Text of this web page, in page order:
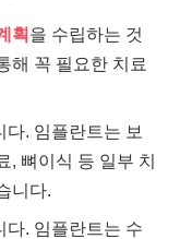
획을 수립하는 것
해 꼭 필요한 치료
다. 임플란트는 보
, 뼈이식 등 일부 치
니다.
다. 임플란트는 수